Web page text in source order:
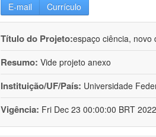
E-mail Currículo
Título do Projeto:espaço ciência, novo
Resumo: Vide projeto anexo
Instituição/UF/País: Universidade
Vigência: Fri Dec 23 00:00:00 BRT